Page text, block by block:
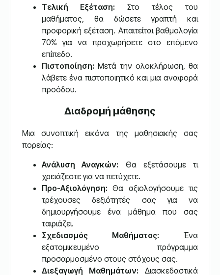
Τελική Εξέταση: Στο τέλος του
μαθήματος, θα δώσετε γραπτή και
προφορική εξέταση. Απαιτείται βαθμολογία
70% για να προχωρήσετε στο επόμενο
επίπεδο.
Πιστοποίηση: Μετά την ολοκλήρωση, θα
λάβετε ένα πιστοποιητικό και μια αναφορά
προόδου.
Διαδρομή μάθησης
Μια συνοπτική εικόνα της μαθησιακής σας
πορείας:
Ανάλυση Αναγκών: Θα εξετάσουμε τι
χρειάζεστε για να πετύχετε.
Προ-Αξιολόγηση: Θα αξιολογήσουμε τις
τρέχουσες δεξιότητές σας για να
δημιουργήσουμε ένα μάθημα που σας
ταιριάζει.
Σχεδιασμός Μαθήματος: Ένα
εξατομικευμένο πρόγραμμα
προσαρμοσμένο στους στόχους σας.
Διεξαγωγή Μαθημάτων: Διασκεδαστικά